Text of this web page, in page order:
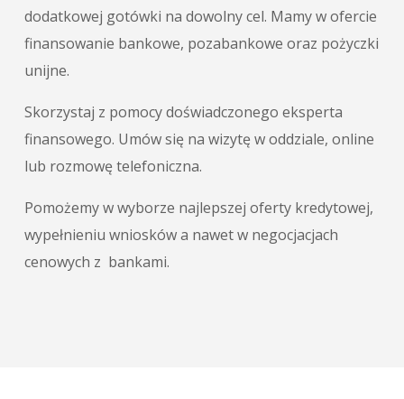
dodatkowej gotówki na dowolny cel. Mamy w ofercie
finansowanie bankowe, pozabankowe oraz pożyczki
unijne.
Skorzystaj z pomocy doświadczonego eksperta
finansowego. Umów się na wizytę w oddziale, online
lub rozmowę telefoniczna.
Pomożemy w wyborze najlepszej oferty kredytowej,
wypełnieniu wniosków a nawet w negocjacjach
cenowych z bankami.